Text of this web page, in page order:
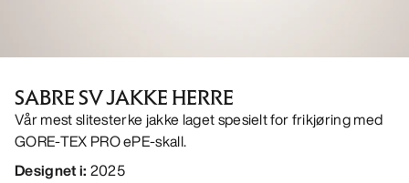
SABRE SV JAKKE HERRE
Vår mest slitesterke jakke laget spesielt for frikjøring med
GORE-TEX PRO ePE-skall.
Designet i: 2025